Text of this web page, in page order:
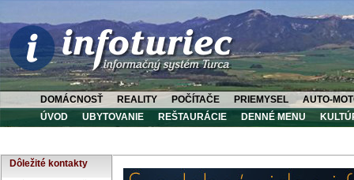
DOMÁCNOSŤ REALITY POČÍTAČE PRIEMYSEL
AUTO-
ÚVOD
UBYTOVANIE REŠTAURÁCIE DENNÉ MENU
Dôležité kontakty